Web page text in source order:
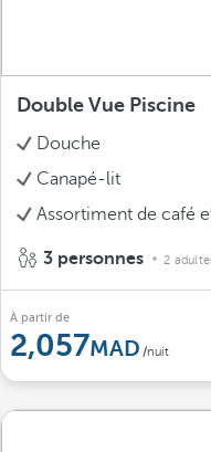
Double Vue Piscine
Douche
Canapé-lit
Assortiment de café
3 personnes 2
À partir de
2,057 /nuit